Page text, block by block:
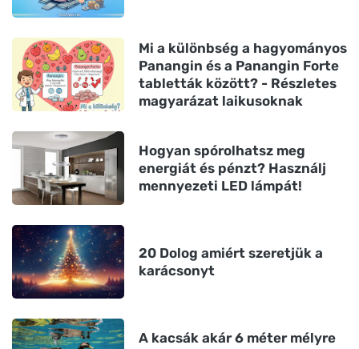
Mi a különbség a hagyományos
Panangin és a Panangin Forte
tabletták között? - Részletes
magyarázat laikusoknak
Hogyan spórolhatsz meg
energiát és pénzt? Használj
mennyezeti LED lámpát!
20 Dolog amiért szeretjük a
karácsonyt
A kacsák akár 6 méter mélyre